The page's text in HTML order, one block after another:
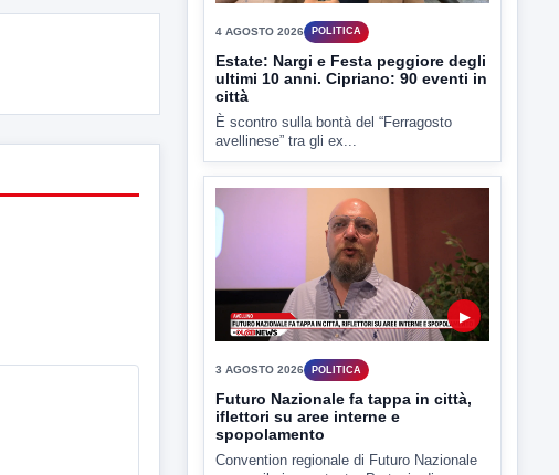
POLITICA
Estate: Nargi e Festa peggiore degli
ultimi 10 anni. Cipriano: 90 eventi in
città
È scontro sulla bontà del “Ferragosto
avellinese” tra gli ex...